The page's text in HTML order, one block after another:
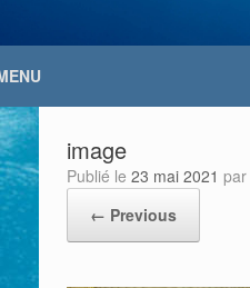
image
Publié le 23 mai 2021 par
← Previous